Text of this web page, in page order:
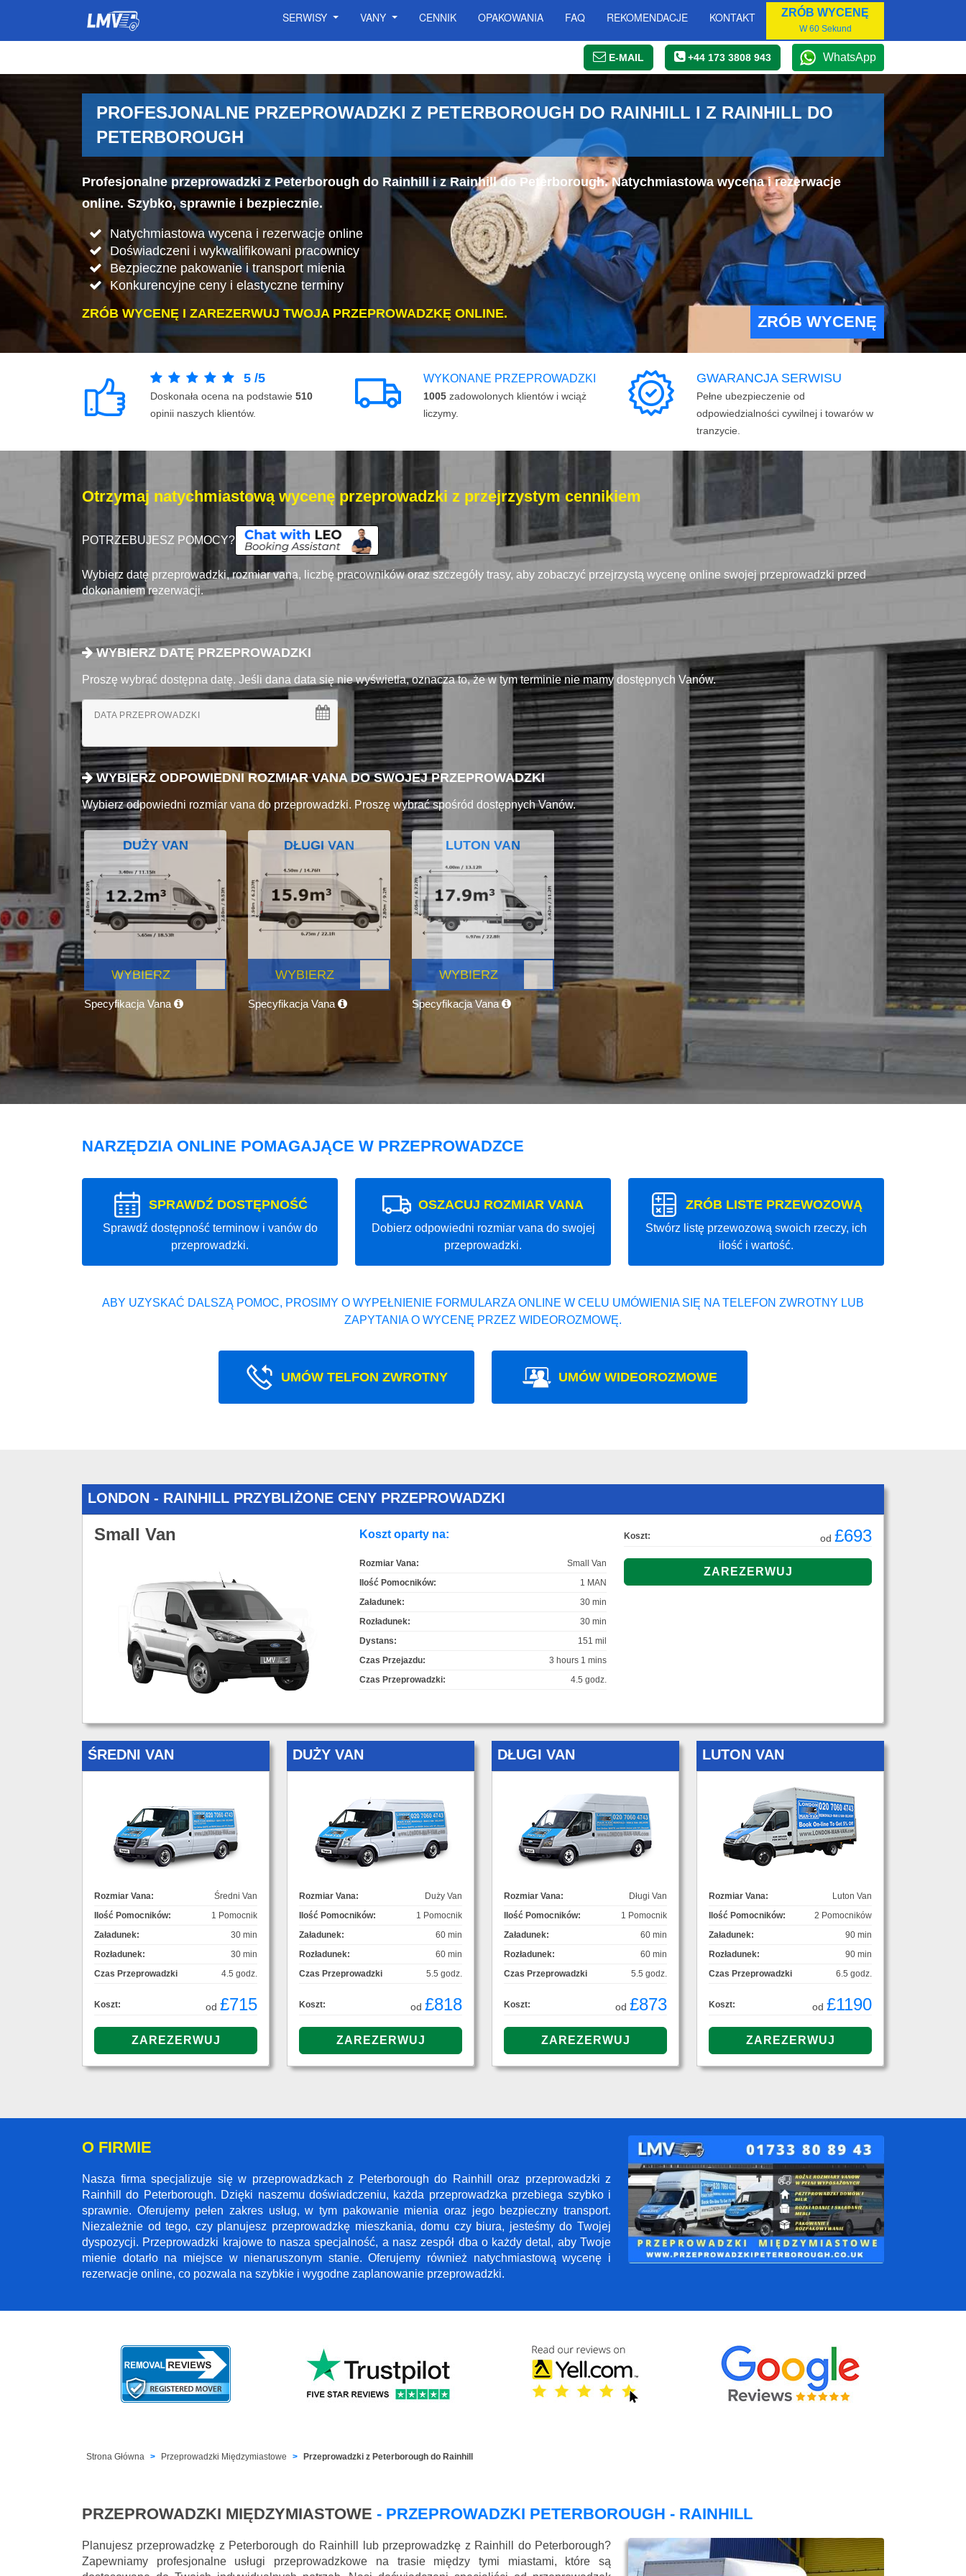
SERWISY VANY CENNIK OPAKOWANIA FAQ REKOMENDACJE KONTAKT ZRÓB WYCENĘ
W 60 Sekund
E-MAIL +44 173 3808 943 WhatsApp
PROFESJONALNE PRZEPROWADZKI Z PETERBOROUGH DO RAINHILL I Z RAINHILL DO
PETERBOROUGH
Profesjonalne przeprowadzki z Peterborough do Rainhill i z Rainhill do Peterborough. Natychmiastowa wycena i rezerwacje
online. Szybko, sprawnie i bezpiecznie.
Natychmiastowa wycena i rezerwacje online
Doświadczeni i wykwalifikowani pracownicy
Bezpieczne pakowanie i transport mienia
Konkurencyjne ceny i elastyczne terminy
ZRÓB WYCENĘ I ZAREZERWUJ TWOJA PRZEPROWADZKĘ ONLINE.
ZRÓB WYCENĘ
5 /5
Doskonała ocena na podstawie 510
opinii naszych klientów.
WYKONANE PRZEPROWADZKI
1005 zadowolonych klientów i wciąż
liczymy.
GWARANCJA SERWISU
Pełne ubezpieczenie od
odpowiedzialności cywilnej i towarów w
tranzycie.
Otrzymaj natychmiastową wycenę przeprowadzki z przejrzystym cennikiem
POTRZEBUJESZ POMOCY?
Wybierz datę przeprowadzki, rozmiar vana, liczbę pracowników oraz szczegóły trasy, aby zobaczyć przejrzystą wycenę online swojej przeprowadzki przed
dokonaniem rezerwacji.
WYBIERZ DATĘ PRZEPROWADZKI
Proszę wybrać dostępna datę. Jeśli dana data się nie wyświetla, oznacza to, że w tym terminie nie mamy dostępnych Vanów.
DATA PRZEPROWADZKI
WYBIERZ ODPOWIEDNI ROZMIAR VANA DO SWOJEJ PRZEPROWADZKI
Wybierz odpowiedni rozmiar vana do przeprowadzki. Proszę wybrać spośród dostępnych Vanów.
DUŻY VAN
WYBIERZ
Specyfikacja Vana
DŁUGI VAN
WYBIERZ
Specyfikacja Vana
LUTON VAN
WYBIERZ
Specyfikacja Vana
NARZĘDZIA ONLINE POMAGAJĄCE W PRZEPROWADZCE
SPRAWDŹ DOSTĘPNOŚĆ
Sprawdź dostępność terminow i vanów do
przeprowadzki.
OSZACUJ ROZMIAR VANA
Dobierz odpowiedni rozmiar vana do swojej
przeprowadzki.
ZRÓB LISTE PRZEWOZOWĄ
Stwórz listę przewozową swoich rzeczy, ich
ilość i wartość.
ABY UZYSKAĆ DALSZĄ POMOC, PROSIMY O WYPEŁNIENIE FORMULARZA ONLINE W CELU UMÓWIENIA SIĘ NA TELEFON ZWROTNY LUB
ZAPYTANIA O WYCENĘ PRZEZ WIDEOROZMOWĘ.
UMÓW TELFON ZWROTNY UMÓW WIDEOROZMOWE
LONDON - RAINHILL PRZYBLIŻONE CENY PRZEPROWADZKI
Small Van Koszt oparty na:
Rozmiar Vana:
Small Van
Ilość Pomocników:
1 MAN
Załadunek:
30 min
Rozładunek:
30 min
Dystans:
151 mil
Czas Przejazdu:
3 hours 1 mins
Czas Przeprowadzki:
4.5 godz.
Koszt: od £693
ŚREDNI VAN
Rozmiar Vana:
Średni Van
Ilość Pomocników:
1 Pomocnik
Załadunek:
30 min
Rozładunek:
30 min
Czas Przeprowadzki
4.5 godz.
Koszt: od £715
DUŻY VAN
Rozmiar Vana:
Duży Van
Ilość Pomocników:
1 Pomocnik
Załadunek:
60 min
Rozładunek:
60 min
Czas Przeprowadzki
5.5 godz.
Koszt: od £818
DŁUGI VAN
Rozmiar Vana:
Długi Van
Ilość Pomocników:
1 Pomocnik
Załadunek:
60 min
Rozładunek:
60 min
Czas Przeprowadzki
5.5 godz.
Koszt: od £873
LUTON VAN
Rozmiar Vana:
Luton Van
Ilość Pomocników:
2 Pomocników
Załadunek:
90 min
Rozładunek:
90 min
Czas Przeprowadzki
6.5 godz.
Koszt: od £1190
O FIRMIE
Nasza firma specjalizuje się w przeprowadzkach z Peterborough do Rainhill oraz przeprowadzki z
Rainhill do Peterborough. Dzięki naszemu doświadczeniu, każda przeprowadzka przebiega szybko i
sprawnie. Oferujemy pełen zakres usług, w tym pakowanie mienia oraz jego bezpieczny transport.
Niezależnie od tego, czy planujesz przeprowadzkę mieszkania, domu czy biura, jesteśmy do Twojej
dyspozycji. Przeprowadzki krajowe to nasza specjalność, a nasz zespół dba o każdy detal, aby Twoje
mienie dotarło na miejsce w nienaruszonym stanie. Oferujemy również natychmiastową wycenę i
rezerwacje online, co pozwala na szybkie i wygodne zaplanowanie przeprowadzki.
Strona Główna Przeprowadzki Międzymiastowe Przeprowadzki z Peterborough do Rainhill
PRZEPROWADZKI MIĘDZYMIASTOWE - PRZEPROWADZKI PETERBOROUGH - RAINHILL
Planujesz przeprowadzkę z Peterborough do Rainhill lub przeprowadzkę z Rainhill do Peterborough?
Zapewniamy profesjonalne usługi przeprowadzkowe na trasie między tymi miastami, które są